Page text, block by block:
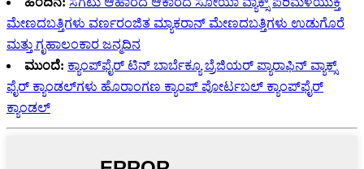
ಮೇಣದಬತ್ತಿಗಳು ವರ್ಣರಂಜಿತ ಮ್ಯಾಕರಾನ್ ಮೇಣದಬತ್ತಿಗಳು ಉಡುಗೊರೆ
ಮತ್ತು ಗೃಹಾಲಂಕಾರ ಜನ್ಮದಿನ
ಮುಂದೆ: ಕ್ಯಾಂಪ್‌ಫೈರ್ ಟಿನ್ ಬಾರ್ಬೆಕ್ಯೂ ಬ್ರೆಜಿಯರ್ ಪ್ಯಾರಾಫಿನ್ ವ್ಯಾಕ್ಸ್
ಫೈರ್ ಕ್ಯಾಂಡಲ್‌ಗಳು ಹೊರಾಂಗಣ ಕ್ಯಾಂಪ್ ಪೋರ್ಟಬಲ್ ಕ್ಯಾಂಪ್‌ಫೈರ್
ಕ್ಯಾಂಡಲ್